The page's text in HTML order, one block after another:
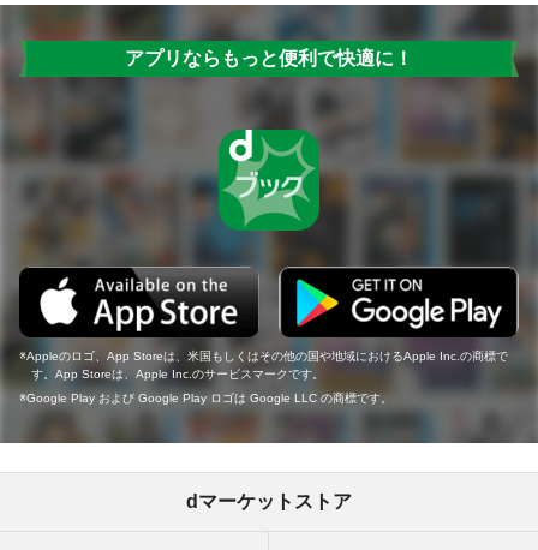
アプリならもっと便利で快適に！
Appleのロゴ、App Storeは、米国もしくはその他の国や地域におけるApple Inc.の商標で
す。App Storeは、Apple Inc.のサービスマークです。
Google Play および Google Play ロゴは Google LLC の商標です。
dマーケットストア